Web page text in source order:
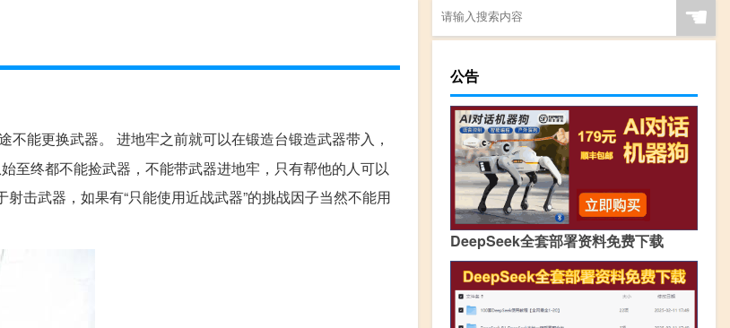
不能更换武器。 进地牢之前就可以在锻造台锻造武器带入，
至终都不能捡武器，不能带武器进地牢，只有帮他的人可以
击武器，如果有“只能使用近战武器”的挑战因子当然不能用
☚
公告
DeepSeek全套部署资料免费下载